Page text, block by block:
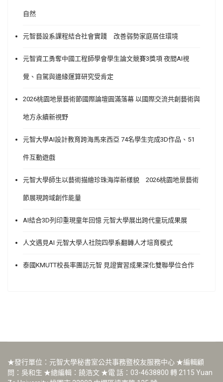
自然
元智藝設系課程結合社會實踐 改善弱勢家庭居住環境
元智資工勇奪中國工程師學會學生論文競賽3獎項 夜間AI視
覺、自駕與邊緣運算研究受肯定
2026桃園地景藝術節國際論壇圓滿落幕 以國際交流共創藝術與
地方永續新視野
元智大學AI設計教育跨海馬來西亞 74名學生完成3D作品、51
件互動遊戲
元智大學師生以藝術描繪珍珠海岸新樣貌 2026桃園地景藝術
節展現跨域創作能量
AI結合3D列印重現童年回憶 元智大學展出跨代童玩成果展
人文遇見AI 元智大學人社院四學系翻轉人才培育模式
泰國KMUTT校長率團訪元智 見證實習成果深化雙聯學位合作
★發行單位：元智大學秘書室公共事務暨校友服務中心 ★編輯顧
問：吳和生 ★總編輯：饒浩文 ★電 話：03-4638800 轉 2115 Yuan